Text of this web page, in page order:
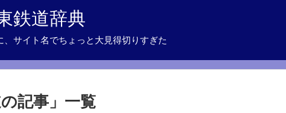
鉄道辞典
、サイト名でちょっと大見得切りすぎた
記事 」 一覧